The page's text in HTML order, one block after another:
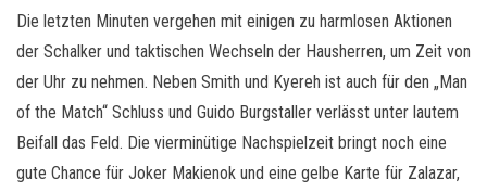
Die letzten Minuten vergehen mit einigen zu harmlosen Aktionen
der Schalker und taktischen Wechseln der Hausherren, um Zeit von
der Uhr zu nehmen. Neben Smith und Kyereh ist auch für den „Man
of the Match“ Schluss und Guido Burgstaller verlässt unter lautem
Beifall das Feld. Die vierminütige Nachspielzeit bringt noch eine
gute Chance für Joker Makienok und eine gelbe Karte für Zalazar,